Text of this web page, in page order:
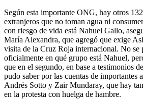
Según esta importante ONG, hay otros
extranjeros que no toman agua ni
con riesgo de vida está Nahuel Gallo,
María Alexandra, que agregó que exige
visita de la Cruz Roja internacional. No se
oficialmente en qué grupo está Nahuel,
que en el segundo, en base a testimonios
pudo saber por las cuentas de importantes
Andrés Sotto y Zair Mundaray, que hay
en la protesta con huelga de hambre.